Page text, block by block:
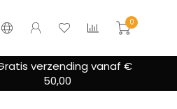
0
We bieden altijd hulp bij
installatie